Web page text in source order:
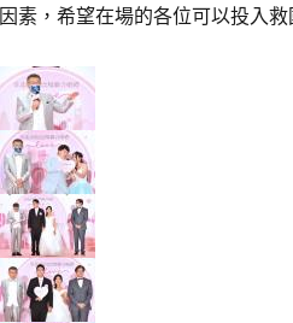
因素，希望在場的各位可以投入